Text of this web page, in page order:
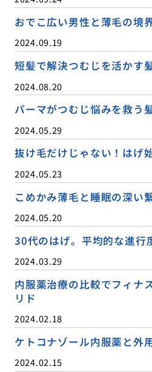
おでこ広い男性と薄毛の境
2024.09.19
短髪で解決つむじを活かす
2024.08.20
パーマがつむじ悩みを救う
2024.05.29
抜け毛だけじゃない！はげ
2024.05.23
こめかみ薄毛と睡眠の深い
2024.05.20
30代のはげ。平均的な進行
2024.03.29
内服薬治療の比較でフィナ
リド
2024.02.18
ケトコナゾール内服薬と外
2024.02.15